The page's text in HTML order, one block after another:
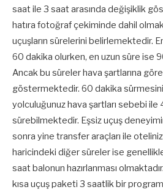
saat ile 3 saat arasında değişiklik
hatıra fotoğraf çekiminde dahil
uçuşların sürelerini belirlemektedir.
60 dakika olurken, en uzun süre ise
Ancak bu süreler hava şartlarına
göstermektedir. 60 dakika
yolculuğunuz hava şartları sebebi
sürebilmektedir. Eşsiz uçuş
sonra yine transfer araçları ile otelinize
haricindeki diğer süreler ise
saat balonun hazırlanması
kısa uçuş paketi 3 saatlik bir